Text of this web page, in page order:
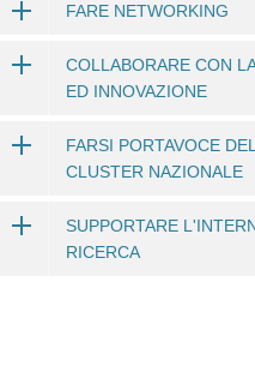
FARE NETWORKING
COLLABORARE CON
ED INNOVAZIONE
FARSI PORTAVOCE
CLUSTER NAZIONALE
SUPPORTARE
RICERCA